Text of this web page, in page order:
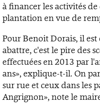
à financer les activités
plantation en vue de
Pour Benoit Dorais, il
abattre, c'est le pire des
effectuées en 2013 par
ans», explique-t-il. On
sur rue et ceux dans les
Angrignon», note le